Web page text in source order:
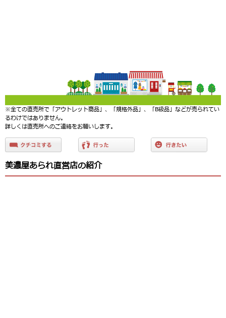
※全ての直売所で「アウトレット商品」、「規格外品」、「B級品」などが売られてい
るわけではありません。
詳しくは直売所へのご連絡をお願いします。
美濃屋あられ直営店の紹介